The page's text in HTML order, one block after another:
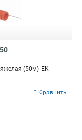
(50м) IEK
Сравнить